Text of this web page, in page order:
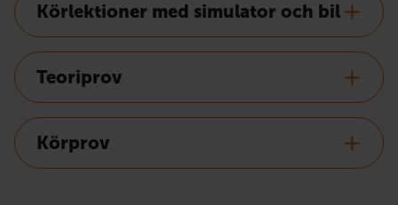
Körlektioner med simulator och bil
Teoriprov
Körprov